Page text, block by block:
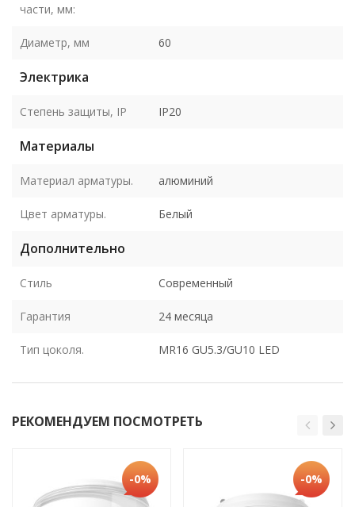
части, мм:
Диаметр, мм 60
Электрика
Степень защиты, IP IP20
Материалы
Материал арматуры. алюминий
Цвет арматуры. Белый
Дополнительно
Стиль Современный
Гарантия 24 месяца
Тип цоколя. MR16 GU5.3/GU10 LED
РЕКОМЕНДУЕМ ПОСМОТРЕТЬ
-0% -0%